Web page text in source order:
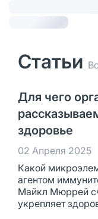
Статьи
Для чего
здоровье
02 Апреля 2025
Какой
агентом
Майкл Мюррей
укрепляет